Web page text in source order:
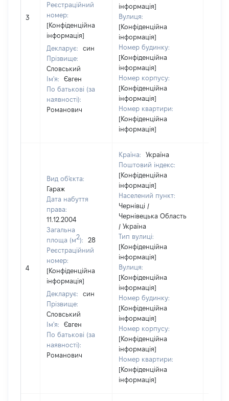
3
Реєстраційний
номер:
[Конфіденційна
інформація]
Декларує:
син
Прізвище:
Словський
Ім'я:
Євген
По батькові (за
наявності):
Романович
інформація]
Вулиця:
[Конфіденційна
інформація]
Номер будинку:
[Конфіденційна
інформація]
Номер корпусу:
[Конфіденційна
інформація]
Номер квартири:
[Конфіденційна
інформація]
4
Вид об'єкта:
Гараж
Дата набуття
права:
11.12.2004
Загальна
площа (м2):
28
Реєстраційний
номер:
[Конфіденційна
інформація]
Декларує:
син
Прізвище:
Словський
Ім'я:
Євген
По батькові (за
наявності):
Романович
Країна:
Україна
Поштовий індекс:
[Конфіденційна
інформація]
Населений пункт:
Чернівці /
Чернівецька Область
/ Україна
Тип вулиці:
[Конфіденційна
інформація]
Вулиця:
[Конфіденційна
інформація]
Номер будинку:
[Конфіденційна
інформація]
Номер корпусу:
[Конфіденційна
інформація]
Номер квартири:
[Конфіденційна
інформація]